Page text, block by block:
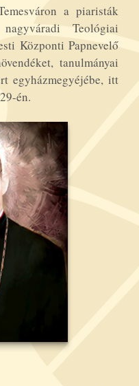
a piaristák
Teológiai
Központi Papnevelő
tanulmányai
egyházmegyéjébe, itt
én.